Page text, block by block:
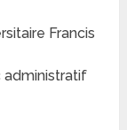
Francis
administratif